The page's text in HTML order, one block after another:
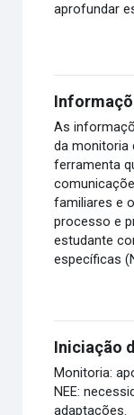
aprofundar
As
da monitoria
ferramenta
familiares e
processo e
estudante
específicas
Iniciação
Monitoria:
NEE:
adaptações.